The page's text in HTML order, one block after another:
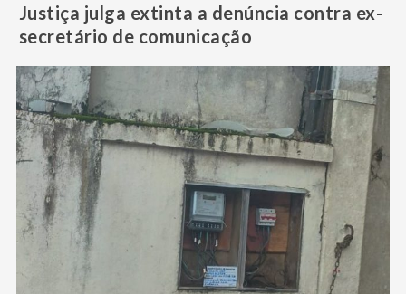
Justiça julga extinta a denúncia contra ex-
secretário de comunicação